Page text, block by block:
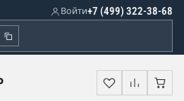
+7 (499) 322-38-68
Войти
Избранное